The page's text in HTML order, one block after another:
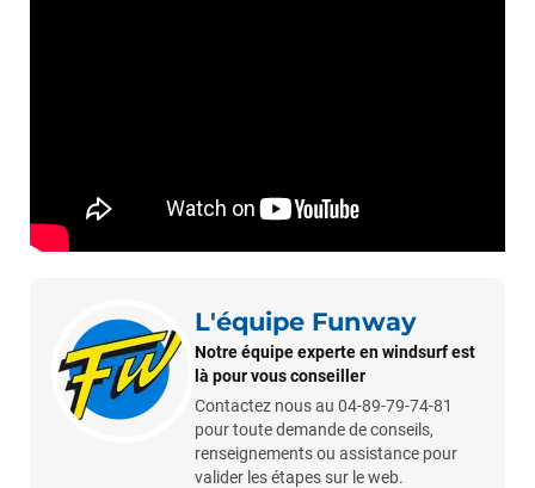
L'équipe Funway
Notre équipe experte en windsurf est
là pour vous conseiller
Contactez nous au 04-89-79-74-81
pour toute demande de conseils,
renseignements ou assistance pour
valider les étapes sur le web.